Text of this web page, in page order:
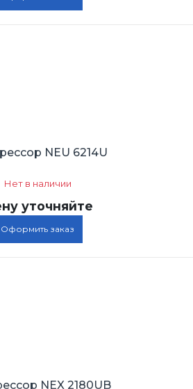
NEU 6214U
Нет в наличии
уточняйте
Оформить заказ
NEX 2180UB